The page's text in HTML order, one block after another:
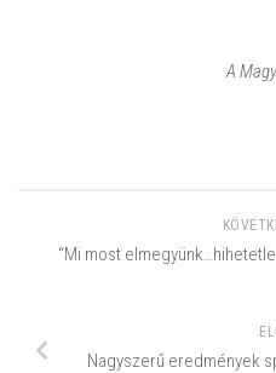
A
“Mi most
Nagyszerű eredmények